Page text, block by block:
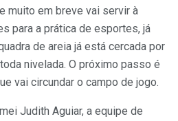
muito em breve vai servir à
para a prática de esportes, já
de areia já está cercada por
nivelada. O próximo passo é
vai circundar o campo de jogo.
Judith Aguiar, a equipe de